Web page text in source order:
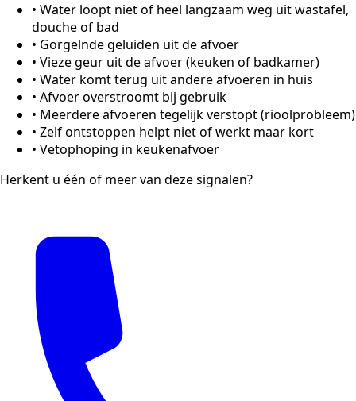
• Water loopt niet of heel langzaam weg uit wastafel,
douche of bad
• Gorgelnde geluiden uit de afvoer
• Vieze geur uit de afvoer (keuken of badkamer)
• Water komt terug uit andere afvoeren in huis
• Afvoer overstroomt bij gebruik
• Meerdere afvoeren tegelijk verstopt (rioolprobleem)
• Zelf ontstoppen helpt niet of werkt maar kort
• Vetophoping in keukenafvoer
Herkent u één of meer van deze signalen?